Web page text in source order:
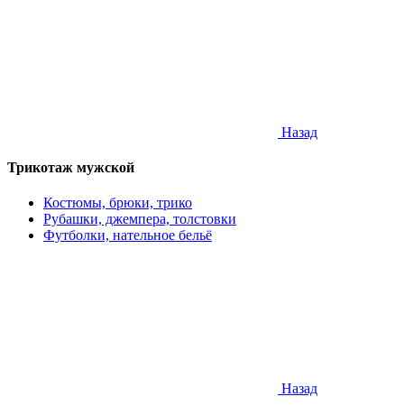
Назад
Трикотаж мужской
Костюмы, брюки, трико
Рубашки, джемпера, толстовки
Футболки, нательное бельё
Назад